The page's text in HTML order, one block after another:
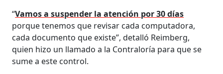
“Vamos a suspender la atención por 30 días
porque tenemos que revisar cada computadora,
cada documento que existe”, detalló Reimberg,
quien hizo un llamado a la Contraloría para que se
sume a este control.